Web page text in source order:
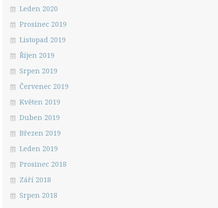
Leden 2020
Prosinec 2019
Listopad 2019
Říjen 2019
Srpen 2019
Červenec 2019
Květen 2019
Duben 2019
Březen 2019
Leden 2019
Prosinec 2018
Září 2018
Srpen 2018